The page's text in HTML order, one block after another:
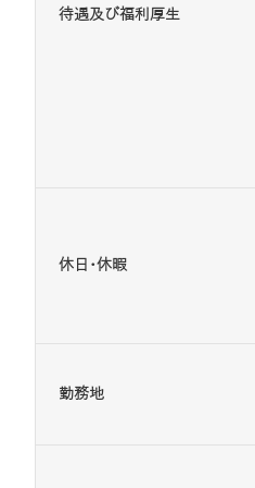
待遇及び福利厚生
休日･休暇
勤務地